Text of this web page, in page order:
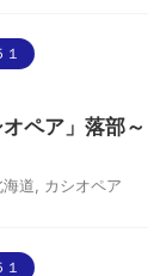
１
ペア」落部～
海道 カシオペア
１